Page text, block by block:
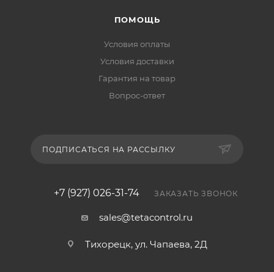
ПОМОЩЬ
Условия оплаты
Условия доставки
Гарантия на товар
Вопрос-ответ
ПОДПИСАТЬСЯ НА РАССЫЛКУ
+7 (927) 026-31-74 ЗАКАЗАТЬ ЗВОНОК
sales@tetacontrol.ru
Тихорецк, ул. Чапаева, 2Д